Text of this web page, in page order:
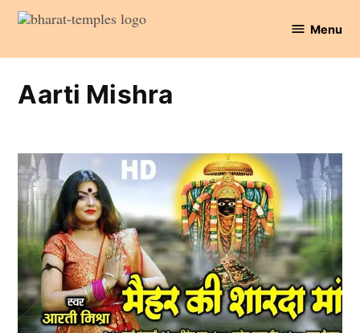
Skip
content
Temples
Menu
Aarti Mishra